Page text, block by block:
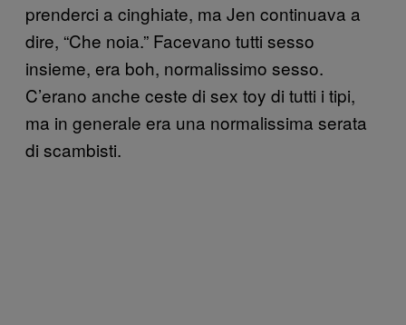
prenderci a cinghiate, ma Jen continuava a
dire, “Che noia.” Facevano tutti sesso
insieme, era boh, normalissimo sesso.
C’erano anche ceste di sex toy di tutti i tipi,
ma in generale era una normalissima serata
di scambisti.